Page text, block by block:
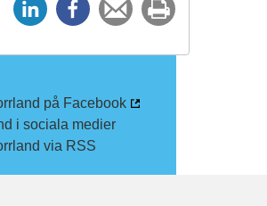
e
p
å
L
e
p
å
F
en
ut
på Facebook
i sociala medier
via RSS